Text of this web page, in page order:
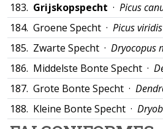
183. Grijskopspecht · Picus
184. Groene Specht · Picus viridis
185. Zwarte Specht · Dryocopus
186. Middelste Bonte Specht ·
187. Grote Bonte Specht ·
188. Kleine Bonte Specht ·